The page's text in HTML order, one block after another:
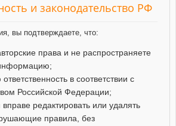
и законодательство РФ
вы подтверждаете, что:
права и не распространяете
в соответствии с
Российской Федерации;
редактировать или удалять
правила, без